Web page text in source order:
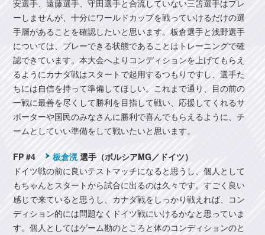
安選手、遠藤選手、守田選手と合流していない三笘選手はプレ
ーしませんが、十分にワールドカップを戦っていけるだけの選
手層があることを確認したいと思います。板倉選手と浅野選手
については、プレーできる状態であることはトレーニングで確
認できています。本大会へよりコンディションを上げてもらえ
るようにカナダ戦はスタートで起用するつもりですし、選手た
ちには自信を持って準備してほしい。これまで通り、目の前の
一戦に最善を尽くして勝利を目指して戦い、応援してくれるサ
ポーターや国民のみなさんに勝利で喜んでもらえるように、チ
ームとしていい準備をして戦いたいと思います。
FP #4 板倉滉選手（ボルシアMG／ドイツ）
ドイツ戦の前に良いテストマッチになると思うし、個人として
もちゃんとスタートから試合に出るのは久々です。すごく良い
感じで来ていると思うし、カナダ戦をしっかり戦えれば、コン
ディション的には問題なくドイツ戦にいけるかなと思っていま
す。個人としてはゲーム勘のところと体のコンディションのと